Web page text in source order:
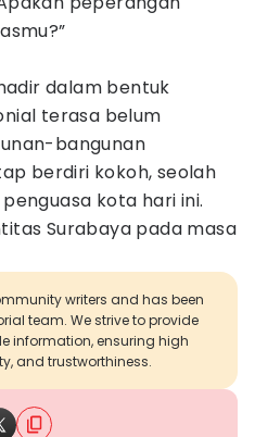
dalam bentuk
terasa belum
bangunan
berdiri kokoh, seolah
kota hari ini.
Surabaya pada masa
writers and has been
team. We strive to provide
information, ensuring high
and trustworthiness.